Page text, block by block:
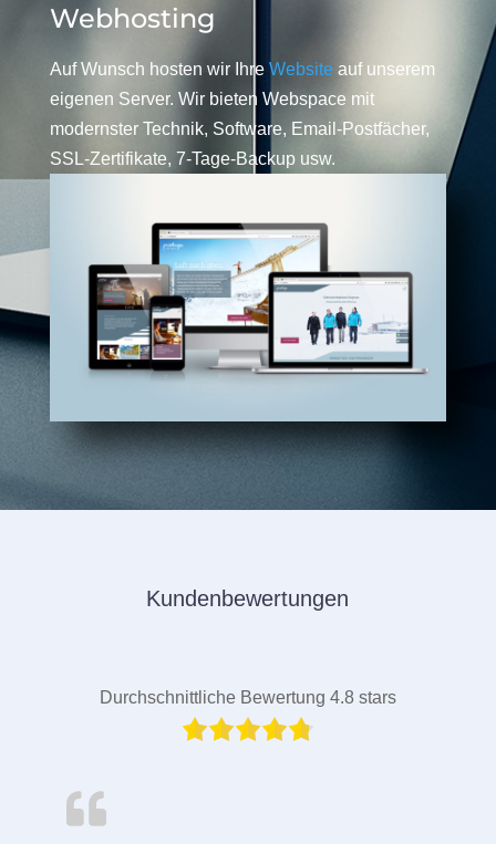
Webhosting
Auf Wunsch hosten wir Ihre Website auf unserem
eigenen Server. Wir bieten Webspace mit
modernster Technik, Software, Email-Postfächer,
SSL-Zertifikate, 7-Tage-Backup usw.
Kundenbewertungen
Durchschnittliche Bewertung 4.8 stars